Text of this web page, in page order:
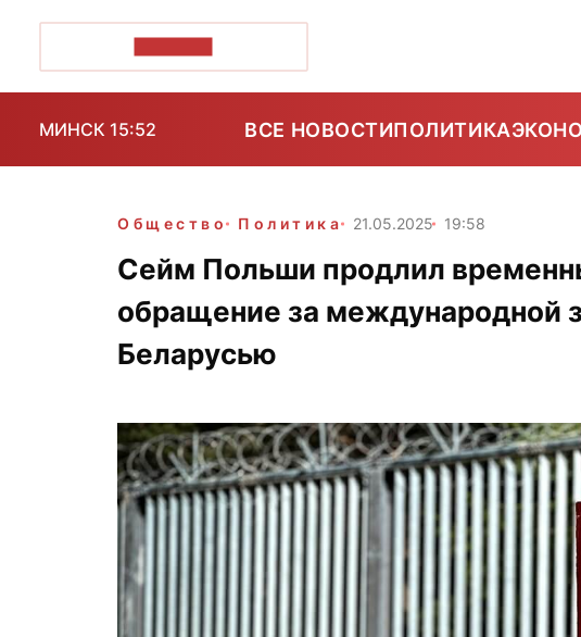
МИНСК 15:52 ВСЕ НОВОСТИПОЛИТИКА
Общество Политика 21.05.2025 19:58
Сейм Польши продлил
обращение за международной
Беларусью